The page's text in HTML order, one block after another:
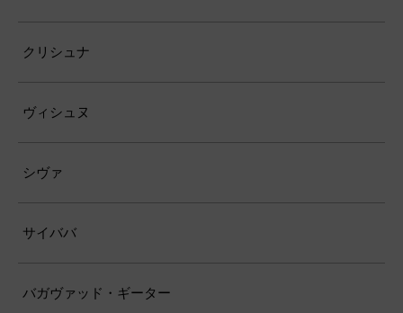
クリシュナ
ヴィシュヌ
シヴァ
サイババ
バガヴァッド・ギーター